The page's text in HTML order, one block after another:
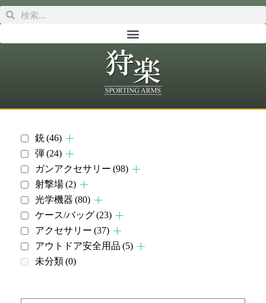
銃(46)
弾(24)
ガンアクセサリー (98)
射撃場(2)
光学機器 (80)
ケース/バッグ(23)
アクセサリー (37)
アウトドア安全用品 (5)
未分類(0)